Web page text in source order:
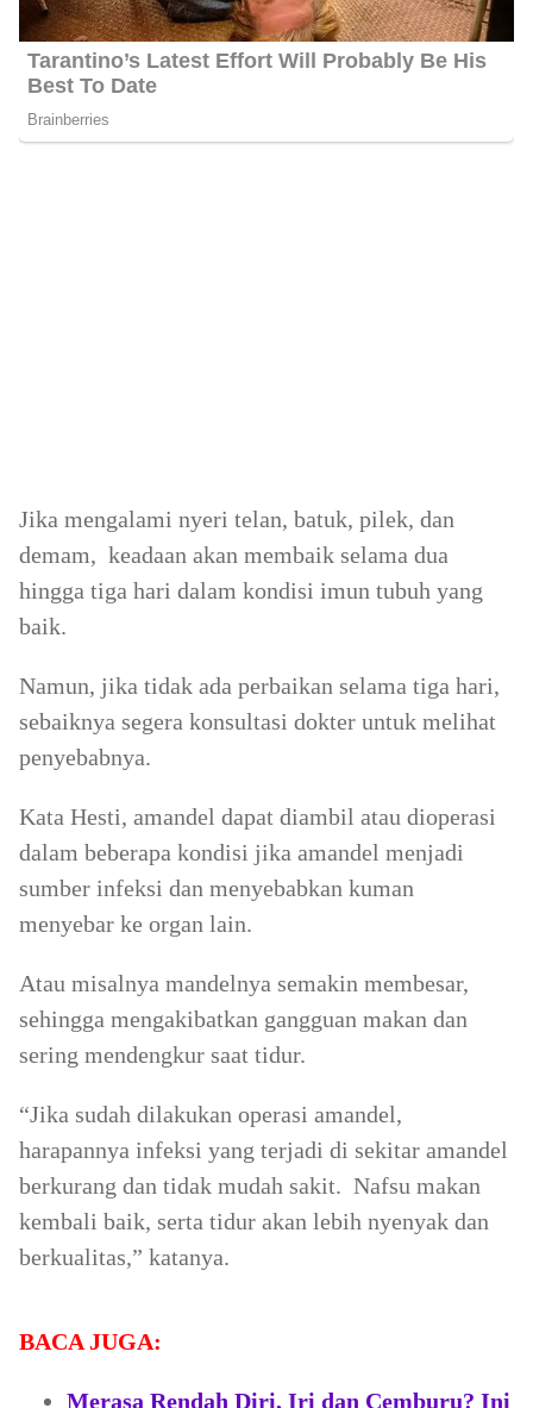
Jika mengalami nyeri telan, batuk, pilek, dan
demam, keadaan akan membaik selama dua
hingga tiga hari dalam kondisi imun tubuh yang
baik.
Namun, jika tidak ada perbaikan selama tiga hari,
sebaiknya segera konsultasi dokter untuk melihat
penyebabnya.
Kata Hesti, amandel dapat diambil atau dioperasi
dalam beberapa kondisi jika amandel menjadi
sumber infeksi dan menyebabkan kuman
menyebar ke organ lain.
Atau misalnya mandelnya semakin membesar,
sehingga mengakibatkan gangguan makan dan
sering mendengkur saat tidur.
“Jika sudah dilakukan operasi amandel,
harapannya infeksi yang terjadi di sekitar amandel
berkurang dan tidak mudah sakit. Nafsu makan
kembali baik, serta tidur akan lebih nyenyak dan
berkualitas,” katanya.
BACA JUGA:
Merasa Rendah Diri, Iri dan Cemburu? Ini